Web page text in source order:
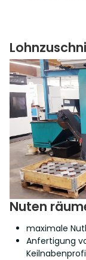
Nuten
maximale
Anfertigung